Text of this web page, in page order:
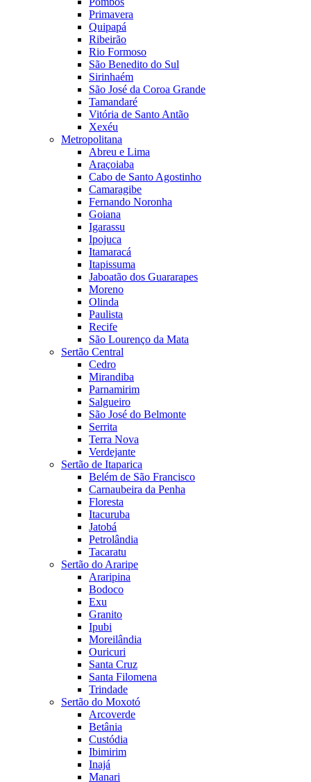
Primavera
Quipapá
Ribeirão
Rio Formoso
São Benedito do Sul
Sirinhaém
São José da Coroa Grande
Tamandaré
Vitória de Santo Antão
Xexéu
Metropolitana
Abreu e Lima
Araçoiaba
Cabo de Santo Agostinho
Camaragibe
Fernando Noronha
Goiana
Igarassu
Ipojuca
Itamaracá
Itapissuma
Jaboatão dos Guararapes
Moreno
Olinda
Paulista
Recife
São Lourenço da Mata
Sertão Central
Cedro
Mirandiba
Parnamirim
Salgueiro
São José do Belmonte
Serrita
Terra Nova
Verdejante
Sertão de Itaparica
Belém de São Francisco
Carnaubeira da Penha
Floresta
Itacuruba
Jatobá
Petrolândia
Tacaratu
Sertão do Araripe
Araripina
Bodoco
Exu
Granito
Ipubi
Moreilândia
Ouricuri
Santa Cruz
Santa Filomena
Trindade
Sertão do Moxotó
Arcoverde
Betânia
Custódia
Ibimirim
Inajá
Manari